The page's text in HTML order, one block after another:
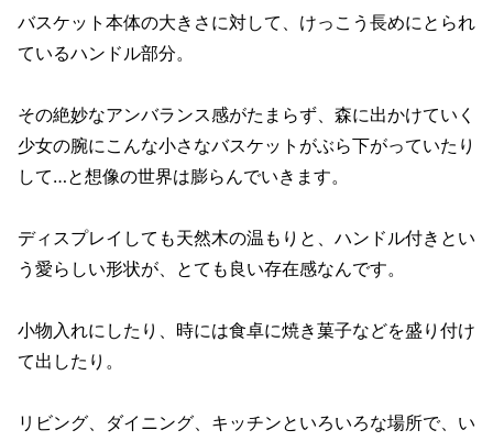
バスケット本体の大きさに対して、けっこう長めにとられ
ているハンドル部分。
その絶妙なアンバランス感がたまらず、森に出かけていく
少女の腕にこんな小さなバスケットがぶら下がっていたり
して…と想像の世界は膨らんでいきます。
ディスプレイしても天然木の温もりと、ハンドル付きとい
う愛らしい形状が、とても良い存在感なんです。
小物入れにしたり、時には食卓に焼き菓子などを盛り付け
て出したり。
リビング、ダイニング、キッチンといろいろな場所で、い